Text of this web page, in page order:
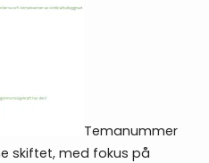
Temanummer
skiftet, med fokus på